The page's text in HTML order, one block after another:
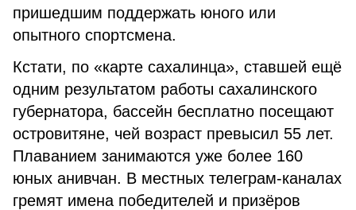
пришедшим поддержать юного или
опытного спортсмена.
Кстати, по «карте сахалинца», ставшей ещё
одним результатом работы сахалинского
губернатора, бассейн бесплатно посещают
островитяне, чей возраст превысил 55 лет.
Плаванием занимаются уже более 160
юных анивчан. В местных телеграм-каналах
гремят имена победителей и призёров